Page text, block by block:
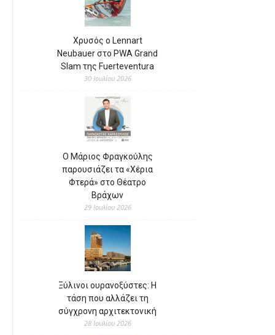
Χρυσός ο Lennart
Neubauer στο PWA Grand
Slam της Fuerteventura
30 Ιουλίου 2026
Ο Μάριος Φραγκούλης
παρουσιάζει τα «Χέρια
Φτερά» στο Θέατρο
Βράχων
29 Ιουλίου 2026
Ξύλινοι ουρανοξύστες: Η
τάση που αλλάζει τη
σύγχρονη αρχιτεκτονική
28 Ιουλίου 2026